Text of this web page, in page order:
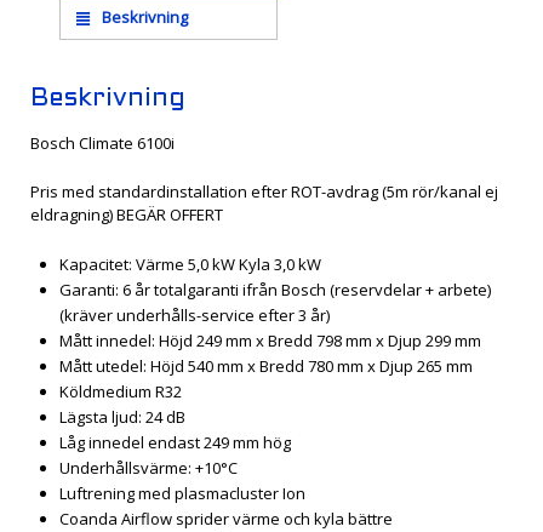
Beskrivning
Beskrivning
Bosch Climate 6100i
Pris med standardinstallation efter ROT-avdrag (5m rör/kanal ej
eldragning) BEGÄR OFFERT
Kapacitet: Värme 5,0 kW Kyla 3,0 kW
Garanti: 6 år totalgaranti ifrån Bosch (reservdelar + arbete)
(kräver underhålls-service efter 3 år)
Mått innedel: Höjd 249 mm x Bredd 798 mm x Djup 299 mm
Mått utedel: Höjd 540 mm x Bredd 780 mm x Djup 265 mm
Köldmedium R32
Lägsta ljud: 24 dB
Låg innedel endast 249 mm hög
Underhållsvärme: +10°C
Luftrening med plasmacluster Ion
Coanda Airflow sprider värme och kyla bättre